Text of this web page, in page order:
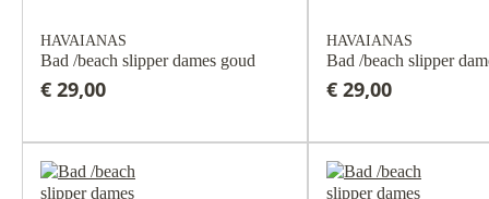
HAVAIANAS
Bad /beach slipper dames goud
€ 29,00
HAVAIANAS
Bad /beach slipper
€ 29,00